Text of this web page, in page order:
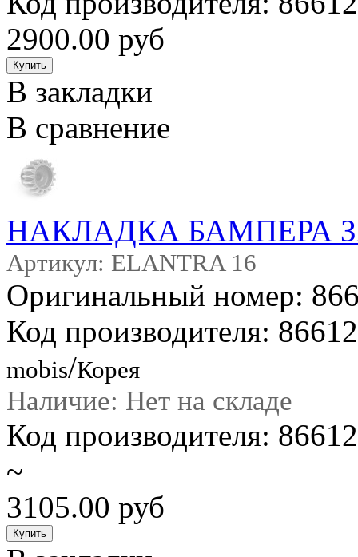
2900.00 руб
В закладки
В сравнение
НАКЛАДКА БАМПЕРА
Артикул: ELANTRA 16
Оригинальный номер:
Код производителя:
mobis/Корея
Наличие: Нет на складе
Код производителя:
~
3105.00 руб